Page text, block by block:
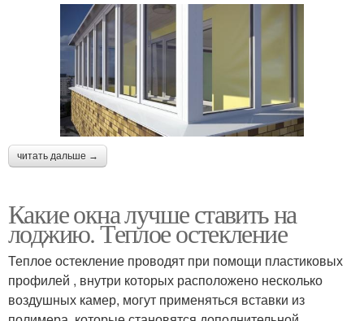
читать дальше →
Какие окна лучше ставить на
лоджию. Теплое остекление
Теплое остекление проводят при помощи пластиковых
профилей , внутри которых расположено несколько
воздушных камер, могут применяться вставки из